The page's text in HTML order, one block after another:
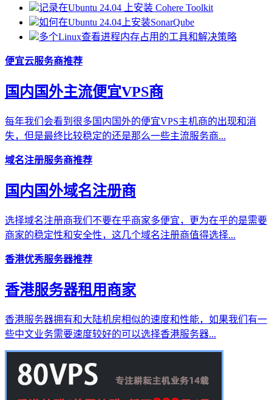
记录在Ubuntu 24.04 上安装 Cohere Toolkit
如何在Ubuntu 24.04上安装SonarQube
多个Linux查看进程内存占用的工具和解决策略
便宜云服务商推荐
国内国外主流便宜VPS商
每年我们会看到很多国内国外的便宜VPS主机商的出现和消
失，但是最终比较稳定的还是那么一些主流服务商...
域名注册服务商推荐
国内国外域名注册商
选择域名注册商我们不要在乎商家多便宜，更为在乎的是需要
商家的稳定性和安全性，这几个域名注册商值得选择...
香港优秀服务器推荐
香港服务器租用商家
香港服务器拥有和大陆机房相似的速度和性能，如果我们有一
些中文业务需要速度较好的可以选择香港服务器...